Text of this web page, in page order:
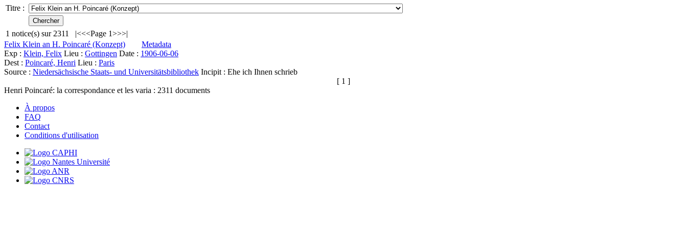
Titre :
1 notice(s) sur 2311 |<<<Page 1>>>|
Felix Klein an H. Poincaré (Konzept)
Metadata
Exp : Klein, Felix Lieu : Gottingen Date : 1906-06-06
Dest : Poincaré, Henri Lieu : Paris
Source : Niedersächsische Staats- und Universitätsbibliothek Incipit : Ehe ich Ihnen schrieb
[ 1 ]
Henri Poincaré: la correspondance et les varia : 2311 documents
À propos
FAQ
Contact
Conditions d'utilisation